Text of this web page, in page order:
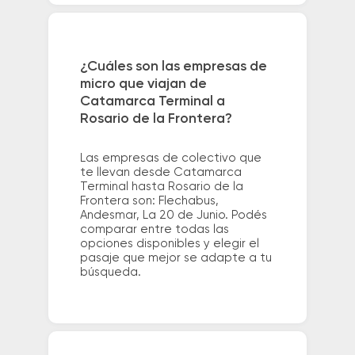
¿Cuáles son las empresas de
micro que viajan de
Catamarca Terminal a
Rosario de la Frontera?
Las empresas de colectivo que
te llevan desde Catamarca
Terminal hasta Rosario de la
Frontera son: Flechabus,
Andesmar, La 20 de Junio. Podés
comparar entre todas las
opciones disponibles y elegir el
pasaje que mejor se adapte a tu
búsqueda.